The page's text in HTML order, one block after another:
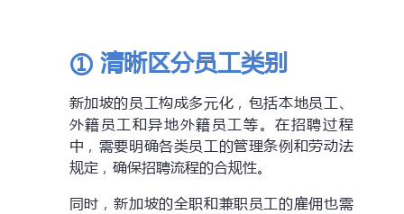
① 清晰区分员工类别
新加坡的员工构成多元化，包括本地员工、
外籍员工和异地外籍员工等。在招聘过程
中，需要明确各类员工的管理条例和劳动法
规定，确保招聘流程的合规性。
同时，新加坡的全职和兼职员工的雇佣也需